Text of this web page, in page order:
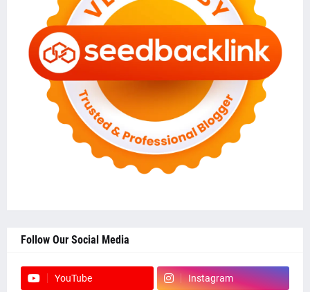
Follow Our Social Media
YouTube Instagram